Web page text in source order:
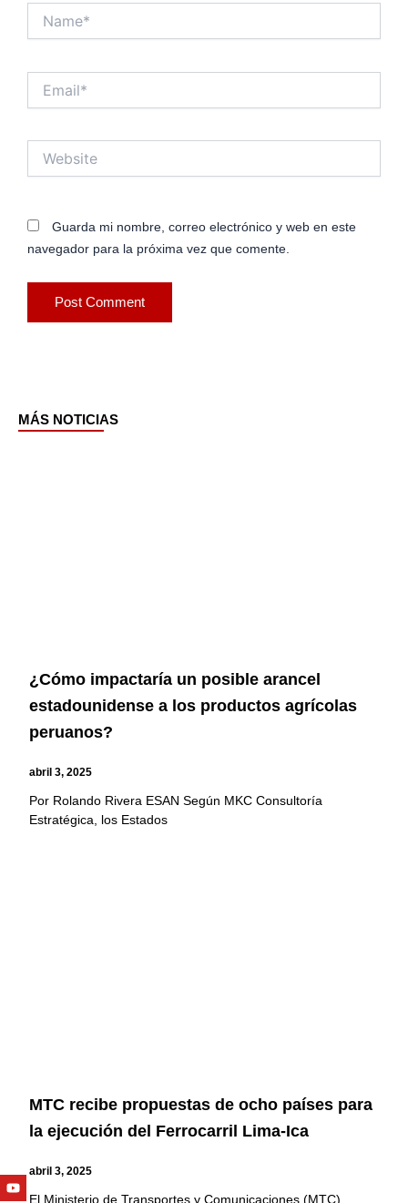
Guarda mi nombre, correo electrónico y web en este
navegador para la próxima vez que comente.
MÁS NOTICIAS
¿Cómo impactaría un posible arancel
estadounidense a los productos agrícolas
peruanos?
abril 3, 2025
Por Rolando Rivera ESAN Según MKC Consultoría
Estratégica, los Estados
MTC recibe propuestas de ocho países para
la ejecución del Ferrocarril Lima-Ica
abril 3, 2025
El Ministerio de Transportes y Comunicaciones (MTC)
Youtube
Facebook
Twitter
Linkedin
Instagram